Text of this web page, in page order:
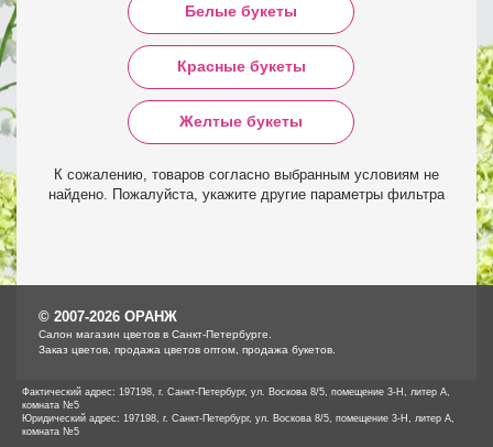
Белые букеты
Красные букеты
Желтые букеты
К сожалению, товаров согласно выбранным условиям не
найдено. Пожалуйста, укажите другие параметры фильтра
© 2007-2026 ОРАНЖ
Cалон магазин цветов в Санкт-Петербурге.
Заказ цветов, продажа цветов оптом, продажа букетов.
Фактический адрес: 197198, г. Санкт-Петербург, ул. Воскова 8/5, помещение 3-Н, литер А,
комната №5
Юридический адрес: 197198, г. Санкт-Петербург, ул. Воскова 8/5, помещение 3-Н, литер А,
комната №5